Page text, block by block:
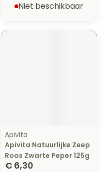
Niet beschikbaar
Apivita
Apivita Natuurlijke Zeep
Roos Zwarte Peper 125g
€ 6,30